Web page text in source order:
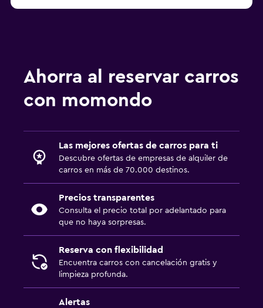
Ahorra al reservar carros
con momondo
Las mejores ofertas de carros para ti
Descubre ofertas de empresas de alquiler de
carros en más de 70.000 destinos.
Precios transparentes
Consulta el precio total por adelantado para
que no haya sorpresas.
Reserva con flexibilidad
Encuentra carros con cancelación gratis y
limpieza profunda.
Alertas